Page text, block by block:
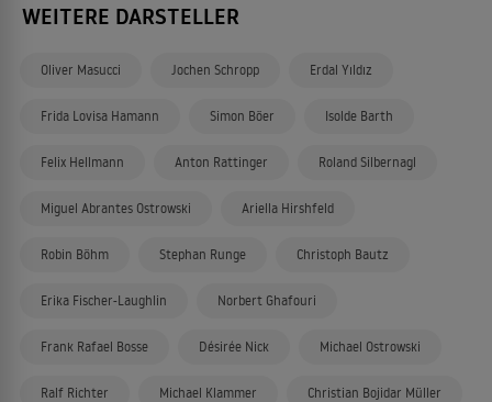
WEITERE DARSTELLER
Oliver Masucci Jochen Schropp Erdal Yıldız
Frida Lovisa Hamann Simon Böer Isolde Barth
Felix Hellmann Anton Rattinger Roland Silbernagl
Miguel Abrantes Ostrowski Ariella Hirshfeld
Robin Böhm Stephan Runge Christoph Bautz
Erika Fischer-Laughlin Norbert Ghafouri
Frank Rafael Bosse Désirée Nick Michael Ostrowski
Ralf Richter Michael Klammer Christian Bojidar Müller